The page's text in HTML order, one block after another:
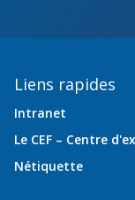
Liens rapides
Intranet
Le CEF – Centre
Nétiquette